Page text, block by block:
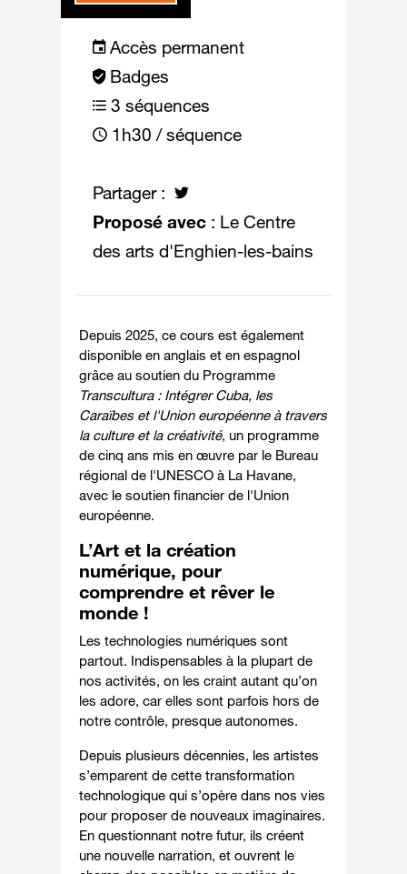
Accès permanent
Badges
3 séquences
1h30 / séquence
Partager :
Proposé avec : Le Centre
des arts d'Enghien-les-bains
Depuis 2025, ce cours est également
disponible en anglais et en espagnol
grâce au soutien du Programme
Transcultura : Intégrer Cuba, les
Caraïbes et l'Union européenne à travers
la culture et la créativité, un programme
de cinq ans mis en œuvre par le Bureau
régional de l'UNESCO à La Havane,
avec le soutien financier de l'Union
européenne.
L’Art et la création
numérique, pour
comprendre et rêver le
monde !
Les technologies numériques sont
partout. Indispensables à la plupart de
nos activités, on les craint autant qu’on
les adore, car elles sont parfois hors de
notre contrôle, presque autonomes.
Depuis plusieurs décennies, les artistes
s’emparent de cette transformation
technologique qui s’opère dans nos vies
pour proposer de nouveaux imaginaires.
En questionnant notre futur, ils créent
une nouvelle narration, et ouvrent le